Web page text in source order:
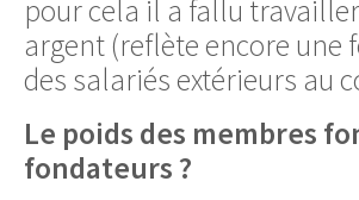
pour cela il a fallu
argent (reflète encore une
des salariés extérieurs au
Le poids des membres
fondateurs ?